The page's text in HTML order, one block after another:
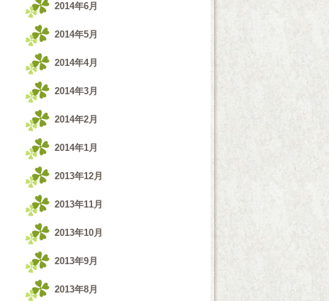
2014年6月
2014年5月
2014年4月
2014年3月
2014年2月
2014年1月
2013年12月
2013年11月
2013年10月
2013年9月
2013年8月